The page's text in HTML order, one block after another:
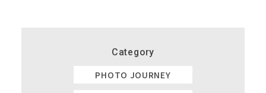
Category
PHOTO JOURNEY